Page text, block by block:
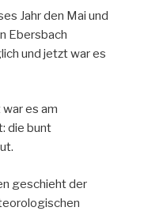
Jahr den Mai und
Ebersbach
und jetzt war es
es am
die bunt
geschieht der